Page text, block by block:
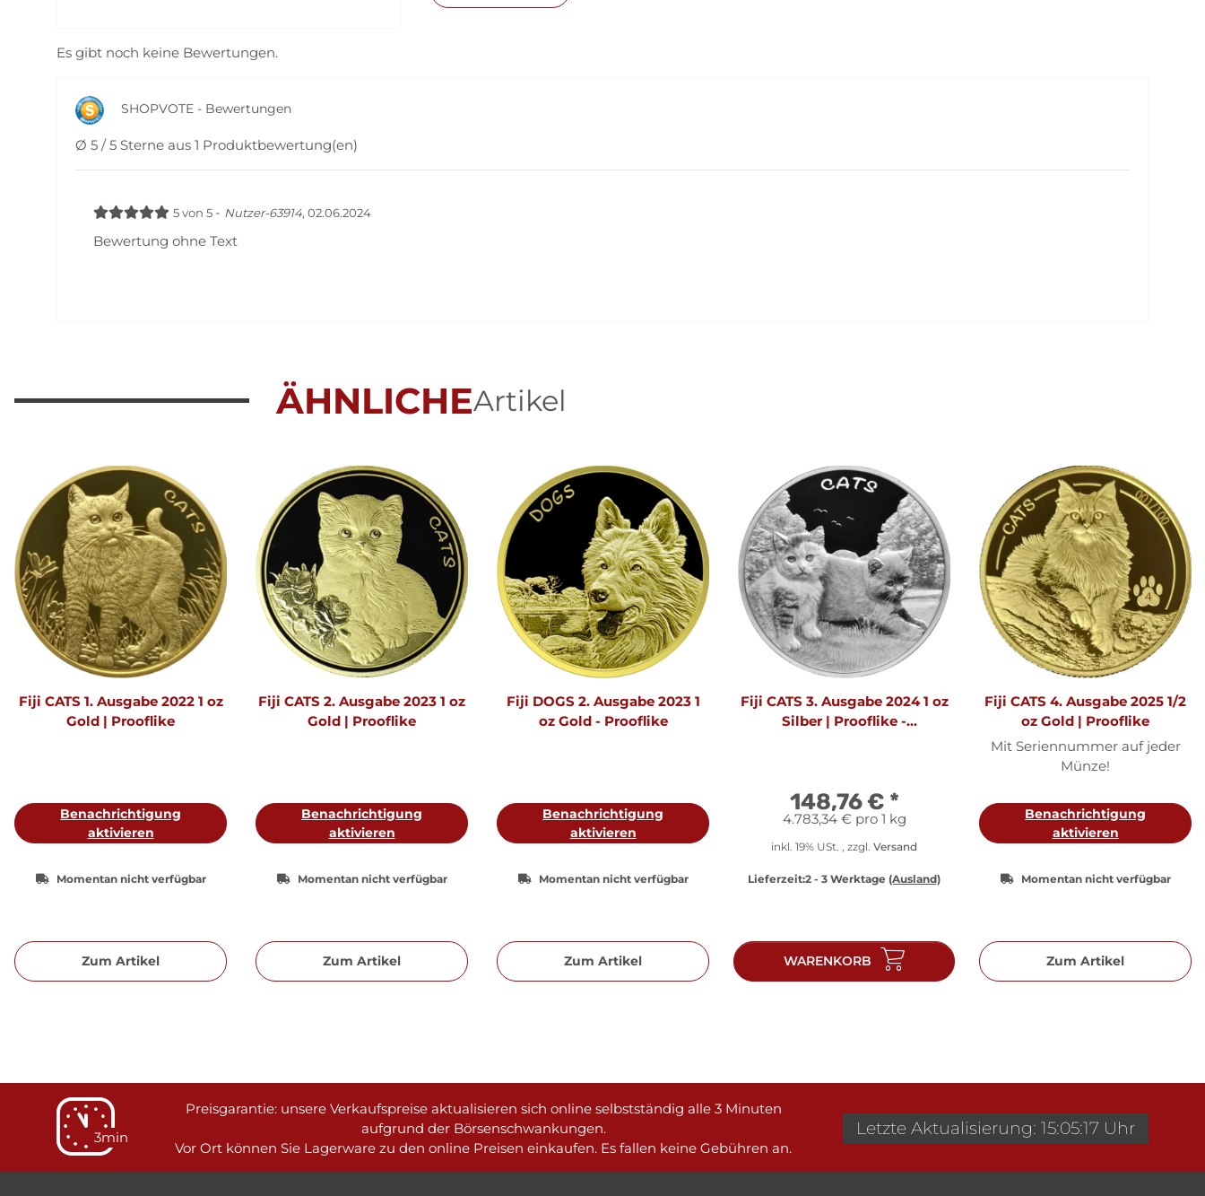
Es gibt noch keine Bewertungen.
SHOPVOTE - Bewertungen
Ø 5 / 5 Sterne aus 1 Produktbewertung(en)
5von 5 - Nutzer-63914, 02.06.2024
Bewertung ohne Text
ÄHNLICHEArtikel
Fiji CATS 1. Ausgabe 2022 1 oz
Gold | Prooflike
Benachrichtigung
aktivieren
Momentan nicht verfügbar
Zum Artikel
Fiji CATS 2. Ausgabe 2023 1 oz
Gold | Prooflike
Benachrichtigung
aktivieren
Momentan nicht verfügbar
Zum Artikel
Fiji DOGS 2. Ausgabe 2023 1
oz Gold - Prooflike
Benachrichtigung
aktivieren
Momentan nicht verfügbar
Zum Artikel
Fiji CATS 3. Ausgabe 2024 1 oz
Silber | Prooflike -
148,76 € *
4.783,34 € pro 1 kg
inkl. 19% USt. , zzgl. Versand
Lieferzeit:2 - 3 Werktage (Ausland)
WARENKORB
Fiji CATS 4. Ausgabe 2025 1/2
oz Gold | Prooflike
Mit Seriennummer auf jeder
Münze!
Benachrichtigung
aktivieren
Momentan nicht verfügbar
Zum Artikel
3min
Preisgarantie: unsere Verkaufspreise aktualisieren sich online selbstständig alle 3 Minuten
aufgrund der Börsenschwankungen.
Vor Ort können Sie Lagerware zu den online Preisen einkaufen. Es fallen keine Gebühren an.
Letzte Aktualisierung: 15:05:17 Uhr